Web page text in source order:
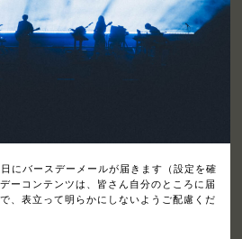
にバースデーメールが届きます（設定を確
ーコンテンツは、皆さん自分のところに届
、表立って明らかにしないようご配慮くだ